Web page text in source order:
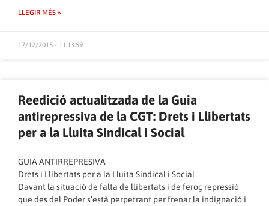
LLEGIR MÉS »
17/12/2015 - 11:13:59
Reedició actualitzada de la Guia
antirepressiva de la CGT: Drets i Llibertats
per a la Lluita Sindical i Social
GUIA ANTIRREPRESIVA
Drets i Llibertats per a la Lluita Sindical i Social
Davant la situació de falta de llibertats i de feroç repressió
que des del Poder s’està perpetrant per frenar la indignació i